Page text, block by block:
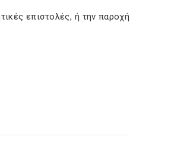
επιστολές, ή την παροχή